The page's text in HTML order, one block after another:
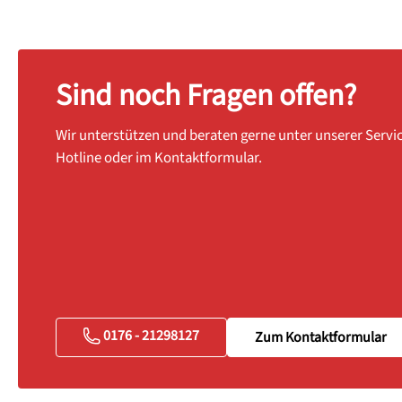
Sind noch Fragen offen?
Wir unterstützen und beraten gerne unter unserer
Hotline oder im Kontaktformular.
0176 - 21298127 Zum Kontaktformular